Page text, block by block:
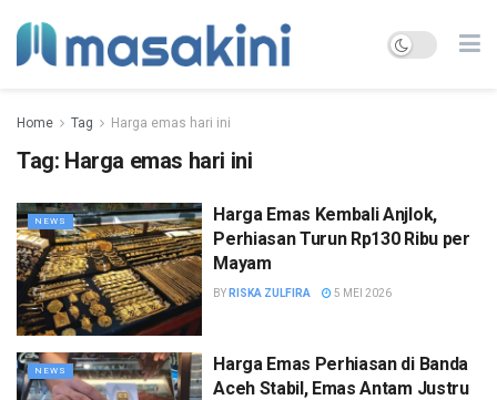
Home Tag Harga emas hari ini
Tag: Harga emas hari ini
NEWS
Harga Emas Kembali Anjlok,
Perhiasan Turun Rp130 Ribu per
Mayam
BY RISKA ZULFIRA 5 MEI 2026
NEWS
Harga Emas Perhiasan di Banda
Aceh Stabil, Emas Antam Justru